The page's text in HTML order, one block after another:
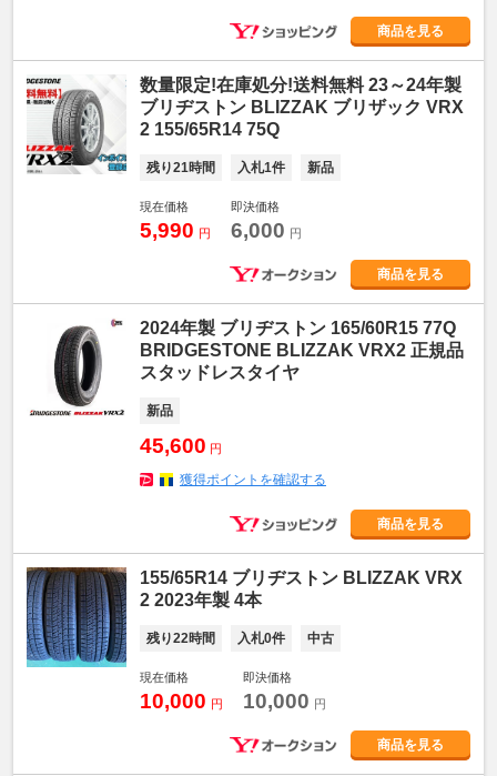
商品を見る
数量限定!在庫処分!送料無料 23～24年製
ブリヂストン BLIZZAK ブリザック VRX
2 155/65R14 75Q
残り21時間 入札1件 新品
現在価格
5,990 円
即決価格
6,000 円
商品を見る
2024年製 ブリヂストン 165/60R15 77Q
BRIDGESTONE BLIZZAK VRX2 正規品
スタッドレスタイヤ
新品
45,600 円
獲得ポイントを確認する
商品を見る
155/65R14 ブリヂストン BLIZZAK VRX
2 2023年製 4本
残り22時間 入札0件 中古
現在価格
10,000 円
即決価格
10,000 円
商品を見る